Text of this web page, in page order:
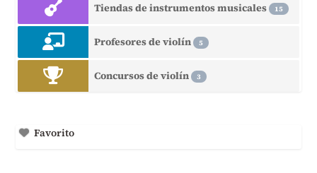
Tiendas de instrumentos musicales 15
Profesores de violín 5
Concursos de violín 3
Favorito